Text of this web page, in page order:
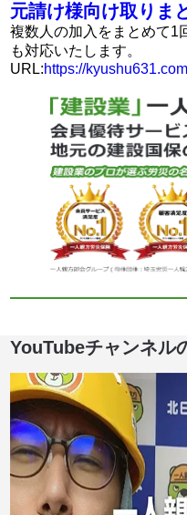
元請け様向け取りま
複数人の加入をまとめて1
も対応いたします。
URL:https://
YouTubeチャンネル